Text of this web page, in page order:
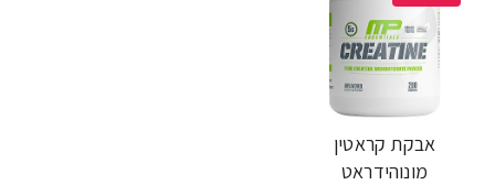
אבקת קראטין
מונוהידראט